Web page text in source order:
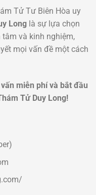
Tử Tư Biên Hòa uy
Long là sự lựa chọn
và kinh nghiệm,
mọi vấn đề một cách
miễn phí và bắt đầu
Tử Duy Long!